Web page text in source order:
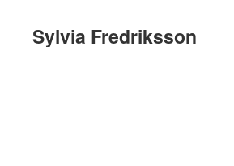
Sylvia Fredriksson